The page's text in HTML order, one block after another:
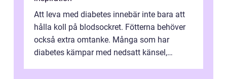
Att leva med diabetes innebär inte bara att
hålla koll på blodsockret. Fötterna behöver
också extra omtanke. Många som har
diabetes kämpar med nedsatt känsel,